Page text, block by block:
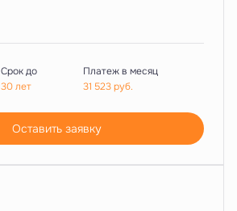
Срок до
30 лет
Платеж в месяц
31 523руб.
Оставить заявку